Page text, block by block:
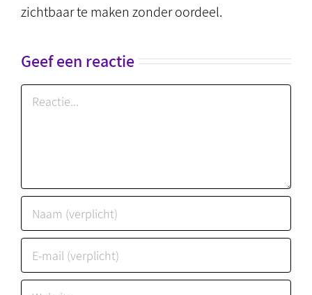
zichtbaar te maken zonder oordeel.
Geef een reactie
Reactie